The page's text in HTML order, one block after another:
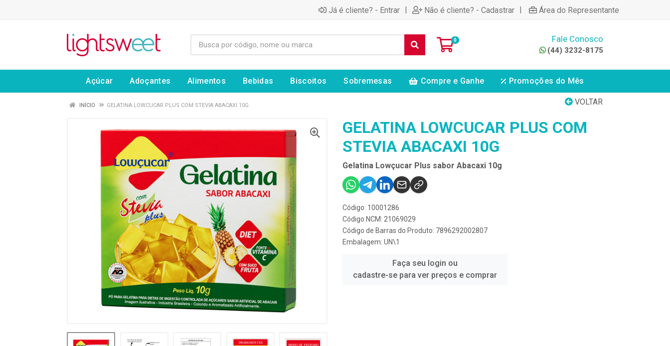
Já é cliente? - Entrar | Não é cliente? - Cadastrar | Área do Representante
0 Fale Conosco
(44) 3232-8175
Açúcar Adoçantes Alimentos Bebidas Biscoitos Sobremesas Compre e Ganhe Promoções do Mês
VOLTAR
INÍCIO GELATINA LOWCUCAR PLUS COM STEVIA ABACAXI 10G
GELATINA LOWCUCAR PLUS COM
STEVIA ABACAXI 10G
Gelatina Lowçucar Plus sabor Abacaxi 10g
Código: 10001286
Código NCM: 21069029
Código de Barras do Produto: 7896292002807
Embalagem: UN\1
Faça seu login ou
cadastre-se para ver preços e comprar